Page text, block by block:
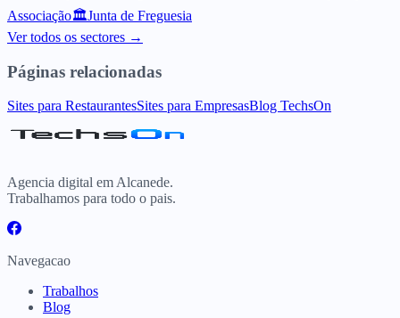
Associação🏛️Junta de Freguesia
Ver todos os sectores →
Páginas relacionadas
Sites para RestaurantesSites para EmpresasBlog TechsOn
Agencia digital em Alcanede.
Trabalhamos para todo o pais.
Navegacao
Trabalhos
Blog